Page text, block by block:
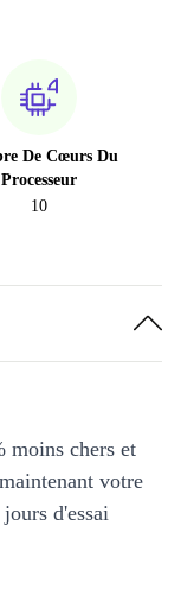
De Cœurs Du
Processeur
10
moins chers et
votre
d'essai